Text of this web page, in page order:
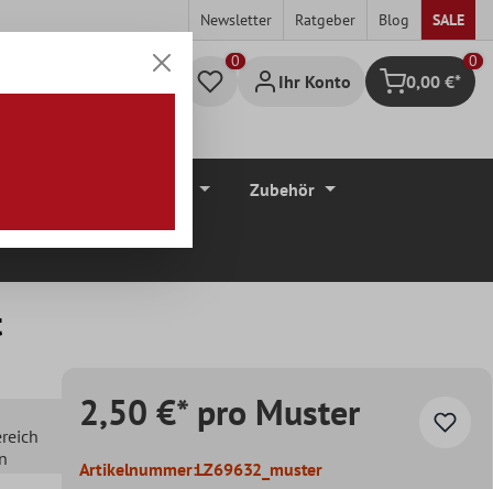
Newsletter Ratgeber Blog SALE
Ihr Konto Warenkorb
0
0,00 €*
Zubehör
2,50 €* pro Muster
Artikelnummer:LZ69632_muster